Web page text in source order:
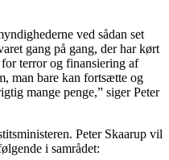
ved sådan set
gang på gang, der har kørt
terror og finansiering af
man bare kan fortsætte og
mange penge,” siger Peter
Peter Skaarup vil
i samrådet: